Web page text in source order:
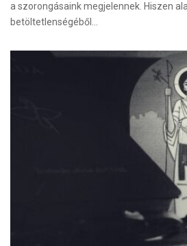
a szorongásaink megjelennek. Hiszen
betöltetlenségéből…